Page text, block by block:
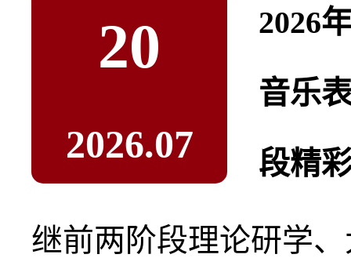
20
2026.07
2026
音乐
段精
继前两阶段理论研学